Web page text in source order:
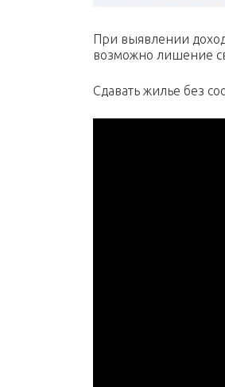
При выявлении
возможно лишение
Сдавать жилье без